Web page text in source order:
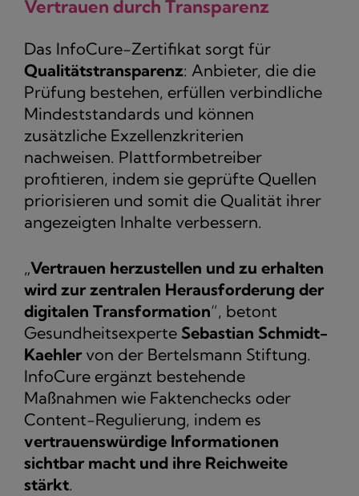
Vertrauen durch Transparenz
Das InfoCure-Zertifikat sorgt für
Qualitätstransparenz: Anbieter, die die
Prüfung bestehen, erfüllen verbindliche
Mindeststandards und können
zusätzliche Exzellenzkriterien
nachweisen. Plattformbetreiber
profitieren, indem sie geprüfte Quellen
priorisieren und somit die Qualität ihrer
angezeigten Inhalte verbessern.
„Vertrauen herzustellen und zu erhalten
wird zur zentralen Herausforderung der
digitalen Transformation“, betont
Gesundheitsexperte Sebastian Schmidt-
Kaehler von der Bertelsmann Stiftung.
InfoCure ergänzt bestehende
Maßnahmen wie Faktenchecks oder
Content-Regulierung, indem es
vertrauenswürdige Informationen
sichtbar macht und ihre Reichweite
stärkt.